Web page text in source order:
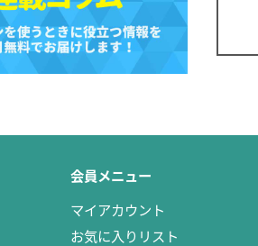
会員メニュー
マイアカウント
お気に入りリスト